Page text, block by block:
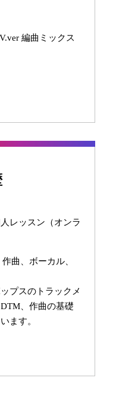
編曲ミックス
レッスン（オンラ
曲、ボーカル、
プスのトラックメ
、作曲の基礎
ます。